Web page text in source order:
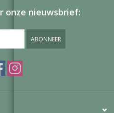
onze nieuwsbrief:
ABONNEER